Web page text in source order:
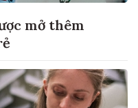
mở thêm